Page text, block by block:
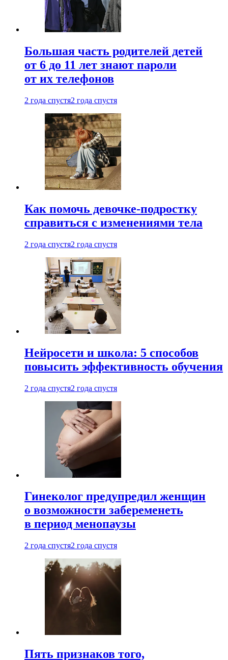
Большая часть родителей детей
от 6 до 11 лет знают пароли
от их телефонов
2 года спустя2 года спустя
Как помочь девочке-подростку
справиться с изменениями тела
2 года спустя2 года спустя
Нейросети и школа: 5 способов
повысить эффективность обучения
2 года спустя2 года спустя
Гинеколог предупредил женщин
о возможности забеременеть
в период менопаузы
2 года спустя2 года спустя
Пять признаков того,